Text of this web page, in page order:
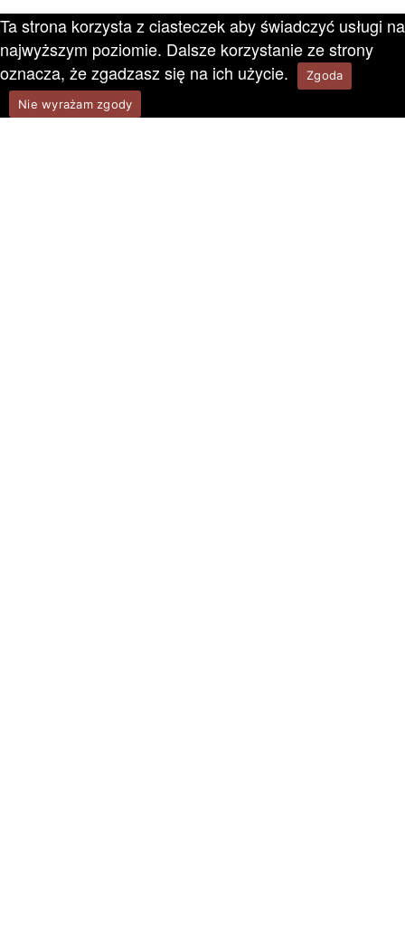
Ta strona korzysta z ciasteczek aby świadczyć usługi na
najwyższym poziomie. Dalsze korzystanie ze strony
oznacza, że zgadzasz się na ich użycie.
Zgoda
Nie wyrażam zgody